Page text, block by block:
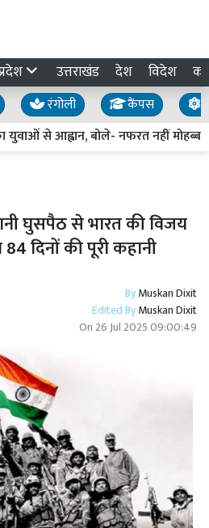
उत्तराखंड देश विदेश
रंगोली कैंपस
युवाओं से आह्वान, बोले- नफरत नहीं मोहब्बत
घुसपैठ से भारत की विजय
दिनों की पूरी कहानी
ByMuskan Dixit
Edited ByMuskan Dixit
On 26 Jul 2025 09:00:49